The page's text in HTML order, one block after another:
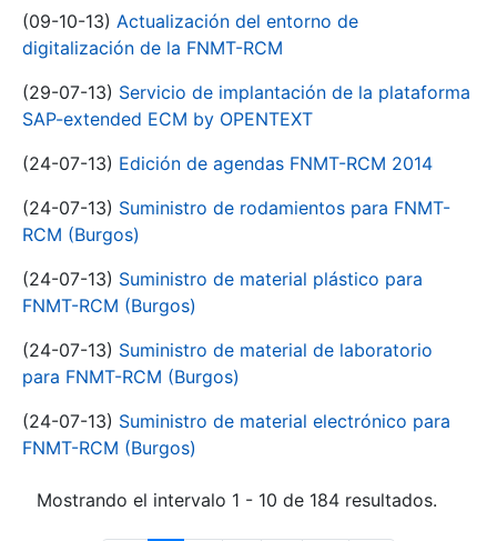
(09-10-13) Actualización del entorno de
digitalización de la FNMT-RCM
(29-07-13) Servicio de implantación de la plataforma
SAP-extended ECM by OPENTEXT
(24-07-13) Edición de agendas FNMT-RCM 2014
(24-07-13) Suministro de rodamientos para FNMT-
RCM (Burgos)
(24-07-13) Suministro de material plástico para
FNMT-RCM (Burgos)
(24-07-13) Suministro de material de laboratorio
para FNMT-RCM (Burgos)
(24-07-13) Suministro de material electrónico para
FNMT-RCM (Burgos)
Mostrando el intervalo 1 - 10 de 184 resultados.